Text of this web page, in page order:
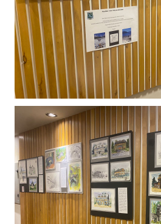
Ciudadano Ilustre - Registro
Banca del Vecino - Registro
Huéspedes de Honor - Registro
Antiguos Pobladores - Registro
Reconocimientos - Registro
Bariloche, Municipio intercultural
Entrega de distinciones
REFORMA DE LA CARTA ORGÁNICA